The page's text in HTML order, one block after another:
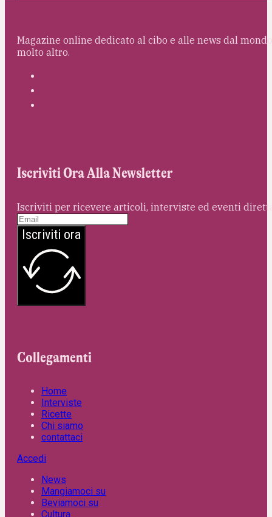
Magazine online dedicato al cibo e alle news dal
molto altro.
Iscriviti Ora Alla Newsletter
Iscriviti per ricevere articoli, interviste ed eventi
Iscriviti ora
Collegamenti
Home
Interviste
Ricette
Chi siamo
contattaci
Accedi
News
Mangiamoci su
Beviamoci su
Cultura